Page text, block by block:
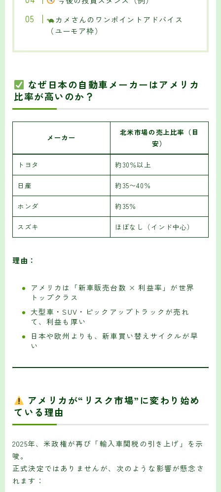
カメさんのワンポイントアドバイス
（ユーモア枠）
なぜ日本の自動車メーカーはアメリカ
比率が高いのか？
メーカー
北米市場の売上比率（目
安）
トヨタ 約30％以上
日産 約35〜40％
ホンダ 約35％
スズキ ほぼなし（インド中心）
理由：
アメリカは「新車販売台数 × 利益率」が世界
トップクラス
大型車・SUV・ピックアップトラックが売れ
て、利益も厚い
日本や欧州よりも、新車買い替えサイクルが早
い
アメリカが“リスク市場”に変わり始め
ている理由
2025年、米政権が再び「輸入車関税の引き上げ」を示
唆。
正式決定ではありませんが、次のような影響が懸念さ
れます：